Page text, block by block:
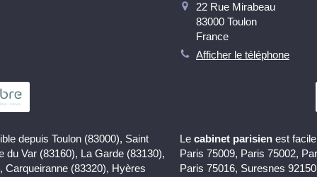
depuis Toulon (83000), Saint
du Var (83160), La Garde (83130),
Carqueiranne (83320), Hyères
22 Rue Mirabeau
83000 Toulon
France
Afficher le téléphone
Le cabinet parisien est
Paris 75009, Paris 75002,
Paris 75016, Suresnes